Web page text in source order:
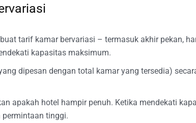
tarif kamar bervariasi – termasuk akhir pekan,
kapasitas maksimum.
dipesan dengan total kamar yang tersedia)
apakah hotel hampir penuh. Ketika mendekati
tinggi.